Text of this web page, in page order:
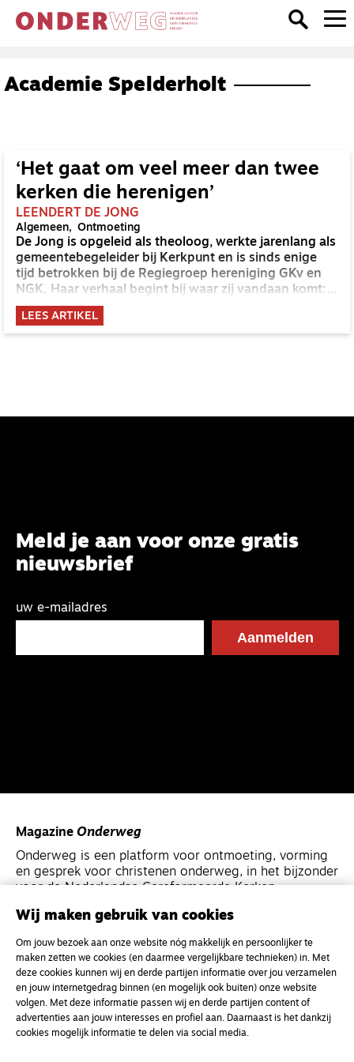
Academie Spelderholt
‘Het gaat om veel meer dan twee
kerken die herenigen’
LEENDERT DE JONG
Algemeen Ontmoeting
De Jong is opgeleid als theoloog, werkte jarenlang als
gemeentebegeleider bij Kerkpunt en is sinds enige
tijd betrokken bij de Regiegroep hereniging GKv en
NGK. Haar verhaal begint bij waar zij vandaan komt:
Groningen
LEES ARTIKEL
Meld je aan voor onze gratis
nieuwsbrief
uw e-mailadres
Magazine Onderweg
Onderweg is een platform voor ontmoeting, vorming
en gesprek voor christenen onderweg, in het bijzonder
voor de Nederlandse Gereformeerde Kerken.
Kvk-nummer 33277063
NL46 INGB 0117 5827 86
info@onderwegonline.nl
Wij maken gebruik van cookies
Om jouw bezoek aan onze website nóg makkelijk en persoonlijker te
maken zetten we cookies (en daarmee vergelijkbare technieken) in. Met
deze cookies kunnen wij en derde partijen informatie over jou verzamelen
en jouw internetgedrag binnen (en mogelijk ook buiten) onze website
volgen. Met deze informatie passen wij en derde partijen content of
advertenties aan jouw interesses en profiel aan. Daarnaast is het dankzij
cookies mogelijk informatie te delen via social media.